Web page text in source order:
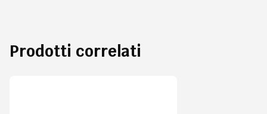
Prodotti correlati